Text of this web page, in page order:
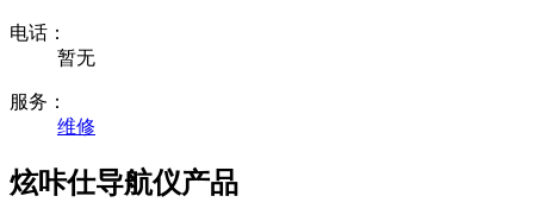
电话：
暂无
服务：
维修
炫咔仕导航仪产品